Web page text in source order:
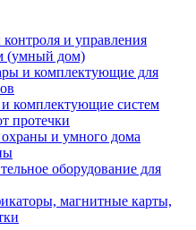
и управления
(умный дом)
и комплектующие для
комплектующие систем
протечки
и умного дома
оборудование для
магнитные карты,